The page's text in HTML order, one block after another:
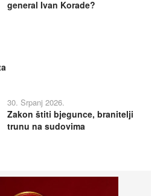
general Ivan Korade?
30. Srpanj 2026.
Zakon štiti bjegunce, branitelji
trunu na sudovima